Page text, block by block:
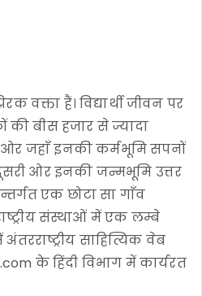
हैं। विद्यार्थी जीवन पर
की बीस हजार से ज्यादा
ओर जहाँ इनकी कर्मभूमि सपनों
ओर इनकी जन्मभूमि उत्तर
एक छोटा सा गाँव
संस्थाओं में एक लम्बे
साहित्यिक वेब
के हिंदी विभाग में कार्यरत